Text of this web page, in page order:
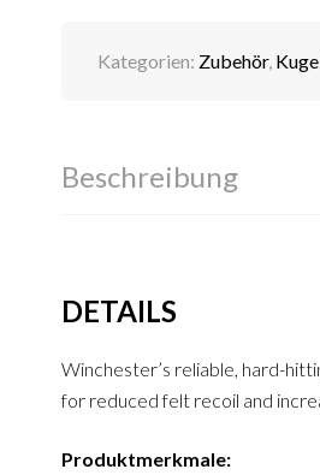
Kategorien: Zubehör,
Beschreibung
DETAILS
Winchester’s reliable, hard-
for reduced felt recoil and
Produktmerkmale: